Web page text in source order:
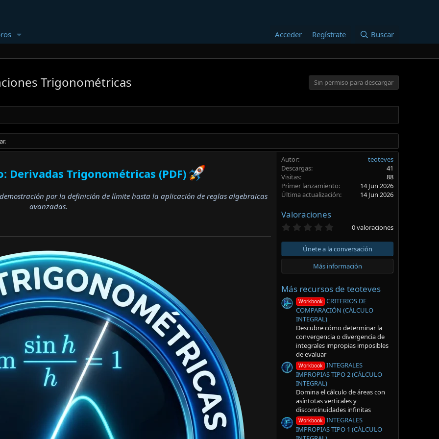
Acceder Regístrate Buscar
Trigonométricas Sin permiso para descargar
Derivadas Trigonométricas (PDF)
por la definición de límite hasta la aplicación de reglas algebraicas
avanzadas.
Autor
teoteves
Descargas
41
Visitas
88
Primer lanzamiento
14 Jun 2026
Última actualización
14 Jun 2026
Valoraciones
0
0
e
s
t
l
l
a
(
)
0 valoraciones
Únete a la conversación
Más información
Más recursos de teoteves
Workbook CRITERIOS DE
COMPARACIÓN (CÁLCULO
INTEGRAL)
Descubre cómo determinar la
convergencia o divergencia de
integrales impropias imposibles
de evaluar
Workbook INTEGRALES
IMPROPIAS TIPO 2 (CÁLCULO
INTEGRAL)
Domina el cálculo de áreas con
asíntotas verticales y
discontinuidades infinitas
Workbook INTEGRALES
IMPROPIAS TIPO 1 (CÁLCULO